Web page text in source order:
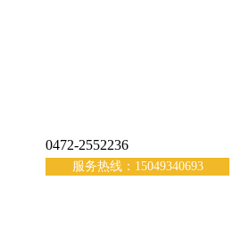
0472-2552236
服务热线：15049340693